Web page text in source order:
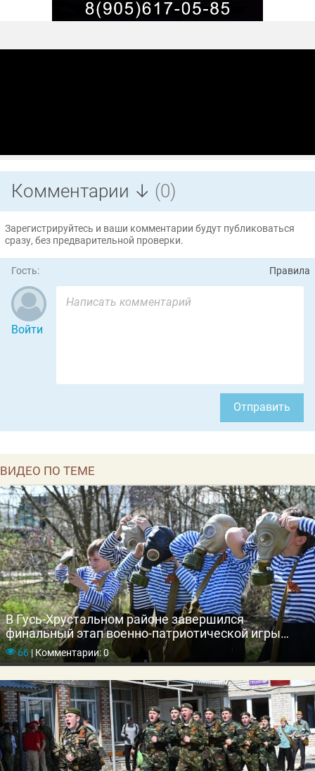
Комментарии ↓ (0)
Зарегистрируйтесь и ваши комментарии будут публиковаться
сразу, без предварительной проверки.
Гость: Правила
Войти
Отправить
ВИДЕО ПО ТЕМЕ
В Гусь-Хрустальном районе завершился
финальный этап военно-патриотической игры
«Зарница 2.0»
66|Комментарии: 0